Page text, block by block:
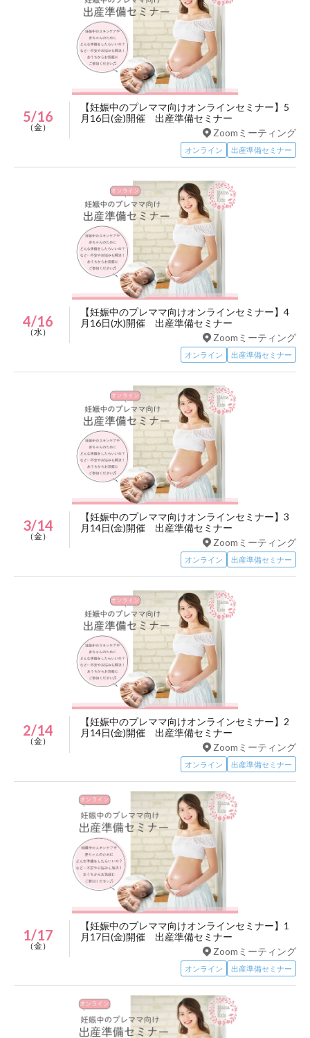
5/16
（金）
【妊娠中のプレママ向けオンラインセミナー】5
月16日(金)開催 出産準備セミナー
Zoomミーティング
オンライン 出産準備セミナー
4/16
（水）
【妊娠中のプレママ向けオンラインセミナー】4
月16日(水)開催 出産準備セミナー
Zoomミーティング
オンライン 出産準備セミナー
3/14
（金）
【妊娠中のプレママ向けオンラインセミナー】3
月14日(金)開催 出産準備セミナー
Zoomミーティング
オンライン 出産準備セミナー
2/14
（金）
【妊娠中のプレママ向けオンラインセミナー】2
月14日(金)開催 出産準備セミナー
Zoomミーティング
オンライン 出産準備セミナー
1/17
（金）
【妊娠中のプレママ向けオンラインセミナー】1
月17日(金)開催 出産準備セミナー
Zoomミーティング
オンライン 出産準備セミナー